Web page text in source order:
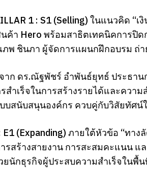
1 : S1 (Selling) ในแนวคิด “
นค้า Hero พร้อมสาธิตเทคนิคกา
ชินภา ผู้จัดการแผนกฝึกอบรม ถ่า
าก ดร.ณัฐพัชร์ อำพันธ์ยุทธ์ ประธา
ำเร็จในการสร้างรายได้และควา
บสนับสนุนองค์กร ควบคู่กับวิสัยทัศน์
E1 (Expanding) ภายใต้หัวข้อ “ท
รสร้างสายงาน การสะสมคะแนน
นักธุรกิจผู้ประสบความสำเร็จใน